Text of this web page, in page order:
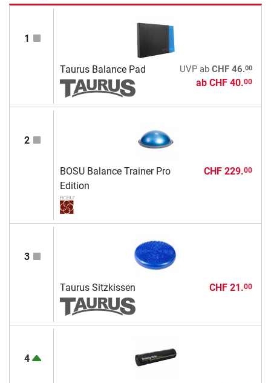
1
Taurus Balance Pad UVPab CHF 46.00
ab CHF 40.00
2
BOSU Balance Trainer Pro
Edition
CHF 229.00
3
Taurus Sitzkissen CHF 21.00
4